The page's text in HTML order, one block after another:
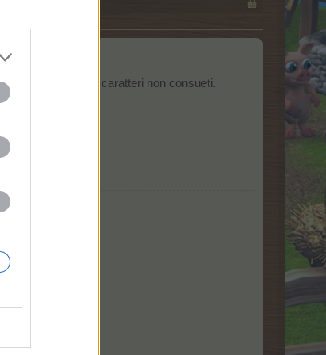
o riportanti caratteri non consueti.